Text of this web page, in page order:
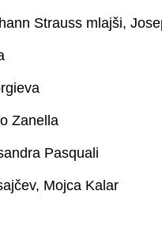
Strauss mlajši,
Zanella
Pasquali
Mojca Kalar